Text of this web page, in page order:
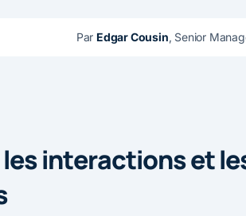
Par Edgar Cousin, Senior
interactions et